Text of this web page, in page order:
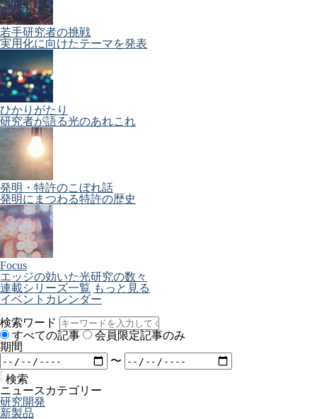
若手研究者の挑戦
実用化に向けたテーマを発表
ひかりがたり
研究者が語る光のあれこれ
発明・特許のこぼれ話
発明にまつわる特許の歴史
Focus
エッジの効いた光研究の数々
連載シリーズ一覧 もっと見る
イベントカレンダー
検索ワード
すべての記事
会員限定記事のみ
期間
〜
検索
ニュースカテゴリー
研究開発
新製品